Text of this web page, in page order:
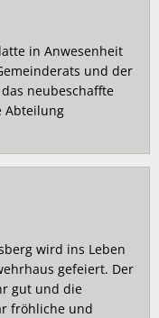
in Anwesenheit
und der
neubeschaffte
Abteilung
wird ins Leben
gefeiert. Der
gut und die
fröhliche und